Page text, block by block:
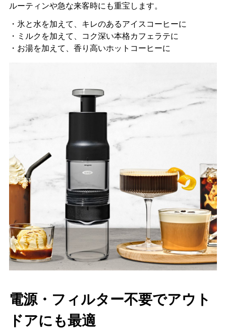
ルーティンや急な来客時にも重宝します。
・氷と水を加えて、キレのあるアイスコーヒーに
・ミルクを加えて、コク深い本格カフェラテに
・お湯を加えて、香り高いホットコーヒーに
電源・フィルター不要でアウト
ドアにも最適